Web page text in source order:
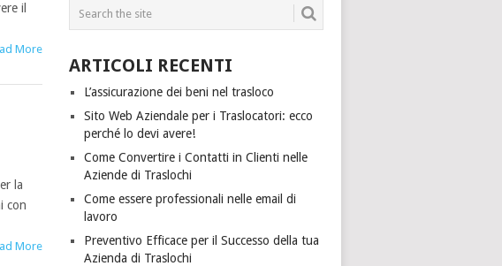
il
More
la
con
More
ARTICOLI RECENTI
L’assicurazione dei beni nel trasloco
Sito Web Aziendale per i Traslocatori: ecco
perché lo devi avere!
Come Convertire i Contatti in Clienti nelle
Aziende di Traslochi
Come essere professionali nelle email di
lavoro
Preventivo Efficace per il Successo della tua
Azienda di Traslochi